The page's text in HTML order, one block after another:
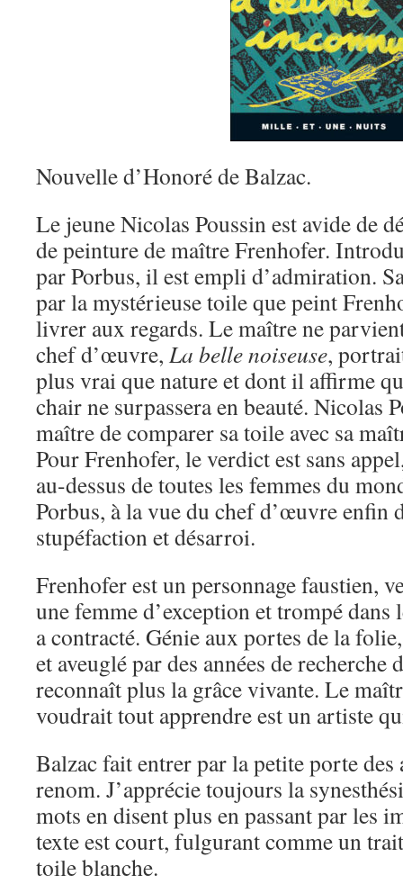
Nouvelle d’Honoré de Balzac.
Le jeune Nicolas Poussin est avide de
de peinture de maître Frenhofer.
par Porbus, il est empli d’admiration.
par la mystérieuse toile que peint
livrer aux regards. Le maître ne
chef d’œuvre, La belle noiseuse,
plus vrai que nature et dont il affirme
chair ne surpassera en beauté. Nicolas
maître de comparer sa toile avec sa
Pour Frenhofer, le verdict est sans
au-dessus de toutes les femmes du
Porbus, à la vue du chef d’œuvre enfin
stupéfaction et désarroi.
Frenhofer est un personnage faustien,
une femme d’exception et trompé dans
a contracté. Génie aux portes de la
et aveuglé par des années de recherche
reconnaît plus la grâce vivante. Le
voudrait tout apprendre est un artiste
Balzac fait entrer par la petite porte des
renom. J’apprécie toujours la
mots en disent plus en passant par les
texte est court, fulgurant comme un
toile blanche.